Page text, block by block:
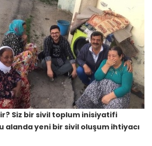
Siz bir sivil toplum inisiyatifi
alanda yeni bir sivil oluşum ihtiyacı